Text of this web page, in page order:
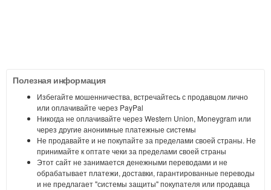
Полезная информация
Избегайте мошенничества, встречайтесь с продавцом лично
или оплачивайте через PayPal
Никогда не оплачивайте через Western Union, Moneygram или
через другие анонимные платежные системы
Не продавайте и не покупайте за пределами своей страны. Не
принимайте к оптате чеки за пределами своей страны
Этот сайт не занимается денежными переводами и не
обрабатывает платежи, доставки, гарантированные переводы
и не предлагает "системы защиты" покупателя или продавца